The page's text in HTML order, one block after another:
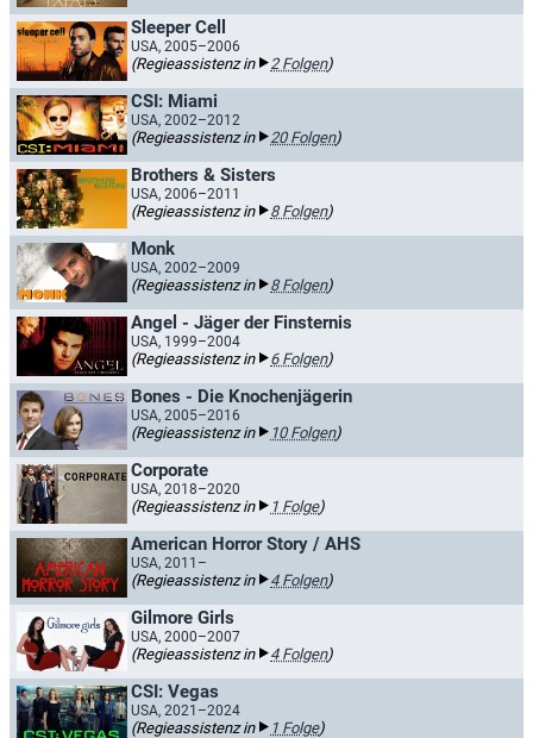
Sleeper Cell
USA, 2005–2006
(Regieassistenz in 2 Folgen)
CSI: Miami
USA, 2002–2012
(Regieassistenz in 20 Folgen)
Brothers & Sisters
USA, 2006–2011
(Regieassistenz in 8 Folgen)
Monk
USA, 2002–2009
(Regieassistenz in 8 Folgen)
Angel - Jäger der Finsternis
USA, 1999–2004
(Regieassistenz in 6 Folgen)
Bones - Die Knochenjägerin
USA, 2005–2016
(Regieassistenz in 10 Folgen)
Corporate
USA, 2018–2020
(Regieassistenz in 1 Folge)
American Horror Story / AHS
USA, 2011–
(Regieassistenz in 4 Folgen)
Gilmore Girls
USA, 2000–2007
(Regieassistenz in 4 Folgen)
CSI: Vegas
USA, 2021–2024
(Regieassistenz in 1 Folge)